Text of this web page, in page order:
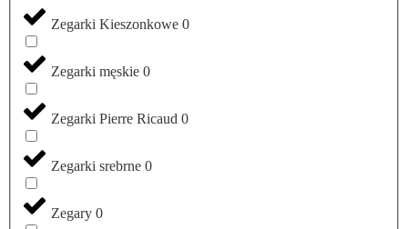
Zegarki Kieszonkowe 0
Zegarki męskie 0
Zegarki Pierre Ricaud 0
Zegarki srebrne 0
Zegary 0